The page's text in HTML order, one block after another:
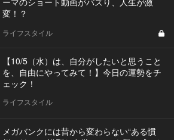
変！？
ライフスタイル
【10/5（水）は、自分がしたいと思うこと
を、自由にやってみて！】今日の運勢をチ
ェック！
ライフスタイル
メガバンクには昔から変わらない“ある慣